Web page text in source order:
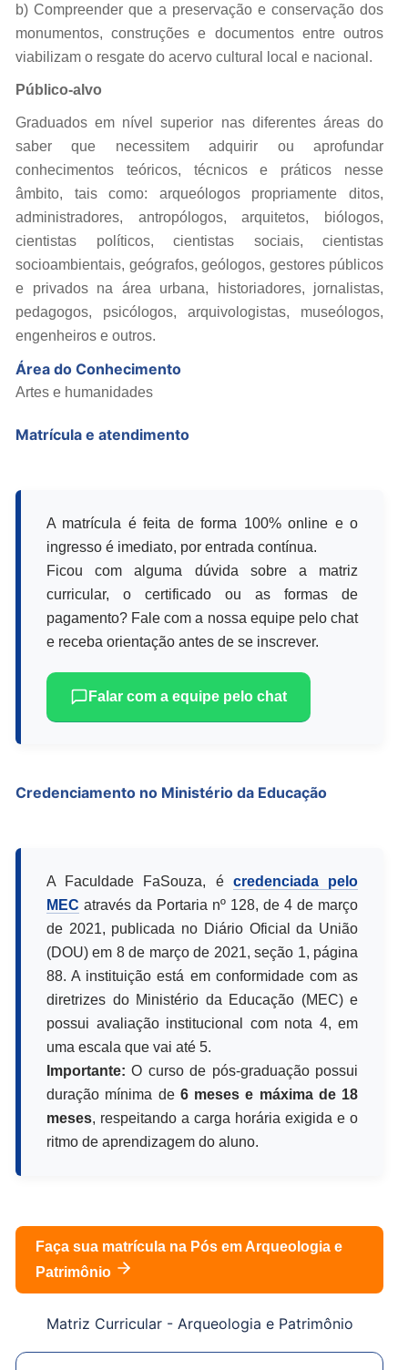
b) Compreender que a preservação e conservação dos
monumentos, construções e documentos entre outros
viabilizam o resgate do acervo cultural local e nacional.
Público-alvo
Graduados em nível superior nas diferentes áreas do
saber que necessitem adquirir ou aprofundar
conhecimentos teóricos, técnicos e práticos nesse
âmbito, tais como: arqueólogos propriamente ditos,
administradores, antropólogos, arquitetos, biólogos,
cientistas políticos, cientistas sociais, cientistas
socioambientais, geógrafos, geólogos, gestores públicos
e privados na área urbana, historiadores, jornalistas,
pedagogos, psicólogos, arquivologistas, museólogos,
engenheiros e outros.
Área do Conhecimento
Artes e humanidades
Matrícula e atendimento
A matrícula é feita de forma 100% online e o
ingresso é imediato, por entrada contínua.
Ficou com alguma dúvida sobre a matriz
curricular, o certificado ou as formas de
pagamento? Fale com a nossa equipe pelo chat
e receba orientação antes de se inscrever.
Falar com a equipe pelo chat
Credenciamento no Ministério da Educação
A Faculdade FaSouza, é credenciada pelo
MEC através da Portaria nº 128, de 4 de março
de 2021, publicada no Diário Oficial da União
(DOU) em 8 de março de 2021, seção 1, página
88. A instituição está em conformidade com as
diretrizes do Ministério da Educação (MEC) e
possui avaliação institucional com nota 4, em
uma escala que vai até 5.
Importante: O curso de pós-graduação possui
duração mínima de 6 meses e máxima de 18
meses, respeitando a carga horária exigida e o
ritmo de aprendizagem do aluno.
Faça sua matrícula na Pós emArqueologia e
Patrimônio
Matriz Curricular - Arqueologia e Patrimônio